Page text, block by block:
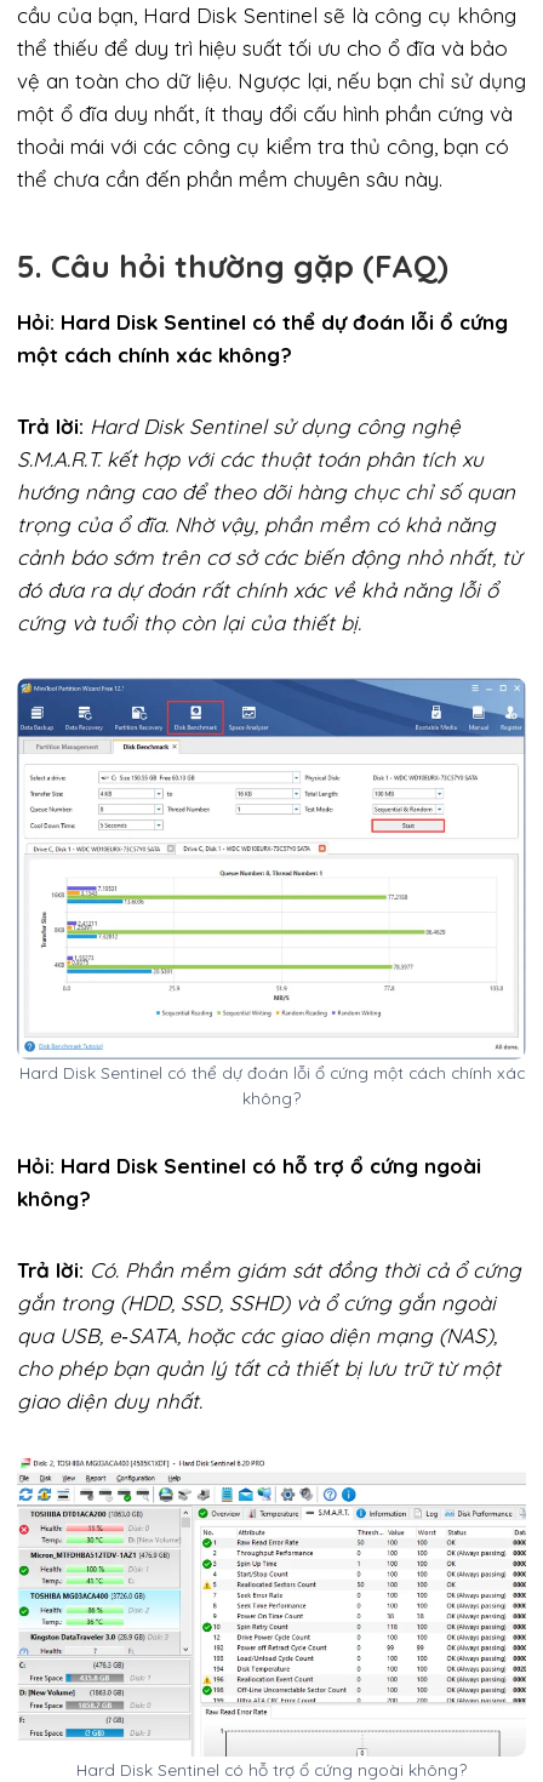
cầu của bạn, Hard Disk Sentinel sẽ là công cụ không
thể thiếu để duy trì hiệu suất tối ưu cho ổ đĩa và bảo
vệ an toàn cho dữ liệu. Ngược lại, nếu bạn chỉ sử dụng
một ổ đĩa duy nhất, ít thay đổi cấu hình phần cứng và
thoải mái với các công cụ kiểm tra thủ công, bạn có
thể chưa cần đến phần mềm chuyên sâu này.
5. Câu hỏi thường gặp (FAQ)
Hỏi: Hard Disk Sentinel có thể dự đoán lỗi ổ cứng
một cách chính xác không?
Trả lời: Hard Disk Sentinel sử dụng công nghệ
S.M.A.R.T. kết hợp với các thuật toán phân tích xu
hướng nâng cao để theo dõi hàng chục chỉ số quan
trọng của ổ đĩa. Nhờ vậy, phần mềm có khả năng
cảnh báo sớm trên cơ sở các biến động nhỏ nhất, từ
đó đưa ra dự đoán rất chính xác về khả năng lỗi ổ
cứng và tuổi thọ còn lại của thiết bị.
Hard Disk Sentinel có thể dự đoán lỗi ổ cứng một cách chính xác
không?
Hỏi: Hard Disk Sentinel có hỗ trợ ổ cứng ngoài
không?
Trả lời: Có. Phần mềm giám sát đồng thời cả ổ cứng
gắn trong (HDD, SSD, SSHD) và ổ cứng gắn ngoài
qua USB, e‑SATA, hoặc các giao diện mạng (NAS),
cho phép bạn quản lý tất cả thiết bị lưu trữ từ một
giao diện duy nhất.
Hard Disk Sentinel có hỗ trợ ổ cứng ngoài không?